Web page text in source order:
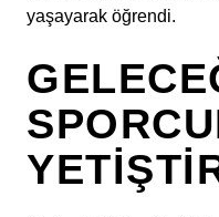
yaşayarak öğrendi.